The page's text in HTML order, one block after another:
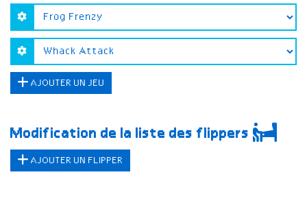
AJOUTER UN JEU
Modification de la liste des flippers
AJOUTER UN FLIPPER